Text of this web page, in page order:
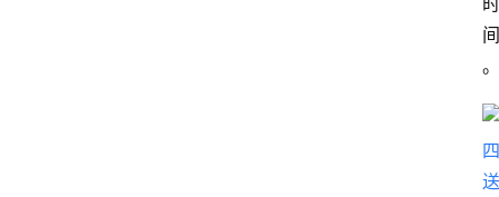
间
。